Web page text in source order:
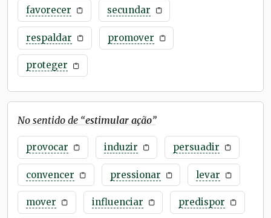
favorecer secundar
respaldar promover
proteger
No sentido de “estimular ação”
provocar induzir persuadir
convencer pressionar levar
mover influenciar predispor